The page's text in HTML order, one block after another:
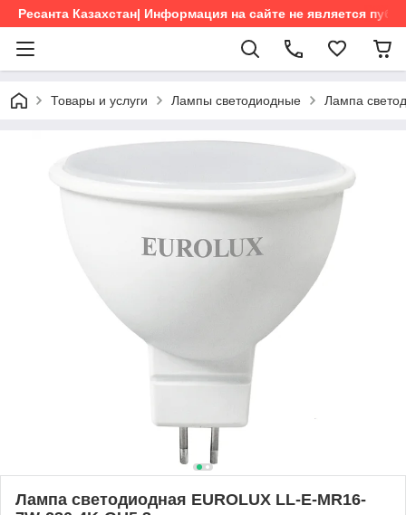
Ресанта Казахстан| Информация на сайте не является
Товары и услуги Лампы светодиодные Лампа
Лампа светодиодная EUROLUX LL-E-MR16-